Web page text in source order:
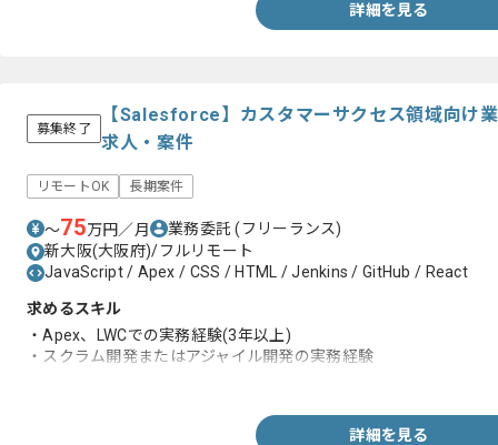
詳細を見る
募集終了
【Salesforce】カスタマーサクセス領域向け
求人・案件
リモートOK 長期案件
〜75万円／月 業務委託(フリーランス)
新大阪(大阪府)/フルリモート
JavaScript / Apex / CSS / HTML / Jenkins / GitHub / React
求めるスキル
・Apex、LWCでの実務経験(3年以上)
・スクラム開発またはアジャイル開発の実務経験
詳細を見る